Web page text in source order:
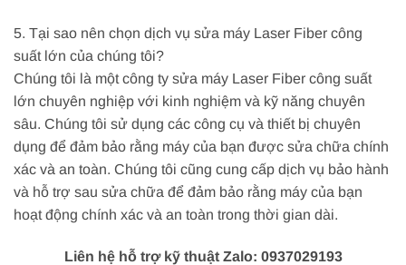
5. Tại sao nên chọn dịch vụ sửa máy Laser Fiber công
suất lớn của chúng tôi?
Chúng tôi là một công ty sửa máy Laser Fiber công suất
lớn chuyên nghiệp với kinh nghiệm và kỹ năng chuyên
sâu. Chúng tôi sử dụng các công cụ và thiết bị chuyên
dụng để đảm bảo rằng máy của bạn được sửa chữa chính
xác và an toàn. Chúng tôi cũng cung cấp dịch vụ bảo hành
và hỗ trợ sau sửa chữa để đảm bảo rằng máy của bạn
hoạt động chính xác và an toàn trong thời gian dài.
Liên hệ hỗ trợ kỹ thuật Zalo: 0937029193